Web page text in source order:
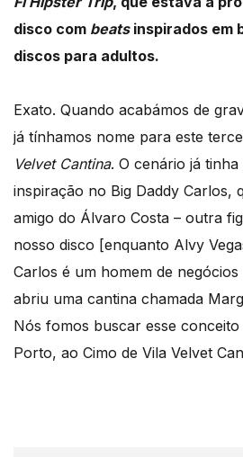
disco com beatsinspirados em
discos para adultos.
Exato. Quando acabámos de
já tínhamos nome para este
Velvet Cantina. O cenário já
inspiração no Big Daddy Carlos,
amigo do Álvaro Costa – outra
nosso disco [enquanto Alvy
Carlos é um homem de negócios
abriu uma cantina chamada
Nós fomos buscar esse
Porto, ao Cimo de Vila Velvet